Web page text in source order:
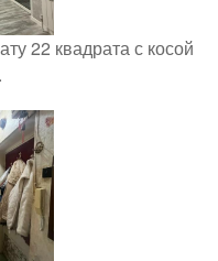
22 квадрата с косой